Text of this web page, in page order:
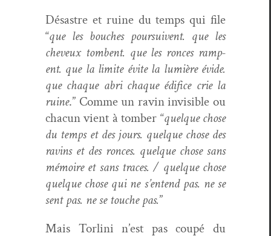
Désas­tre et ruine du temps qui file
“que les bouch­es pour­suiv­ent. que les
cheveux tombent. que les ronces ram­p­
ent. que la lim­ite évite la lumière évide.
que chaque abri chaque édi­fice crie la
ruine.” Comme un ravin invis­i­ble ou
cha­cun vient à tomber “quelque chose
du temps et des jours. quelque chose des
ravins et des ronces. quelque chose sans
mémoire et sans traces. / quelque chose
quelque chose qui ne s’en­tend pas. ne se
sent pas. ne se touche pas.”
Mais Tor­li­ni n’est pas coupé du